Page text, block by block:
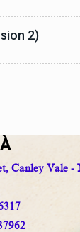
2)
Canley Vale -